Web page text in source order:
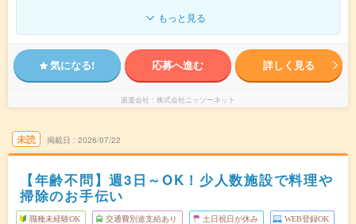
もっと見る
気になる! 応募へ進む 詳しく見る
派遣会社 株式会社ニッソーネット
未読 掲載日 2026/07/22
【年齢不問】週3日～OK！少人数施設で料理や
掃除のお手伝い
職種未経験OK 交通費別途支給あり 土日祝日が休み WEB登録OK